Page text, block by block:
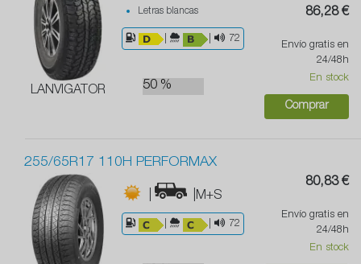
LANVIGATOR
Letras blancas
72
50 %
86,28 €
Envío gratis en
24/48h
En stock
Comprar
255/65R17 110H PERFORMAX
| |M+S
72
80,83 €
Envío gratis en
24/48h
En stock